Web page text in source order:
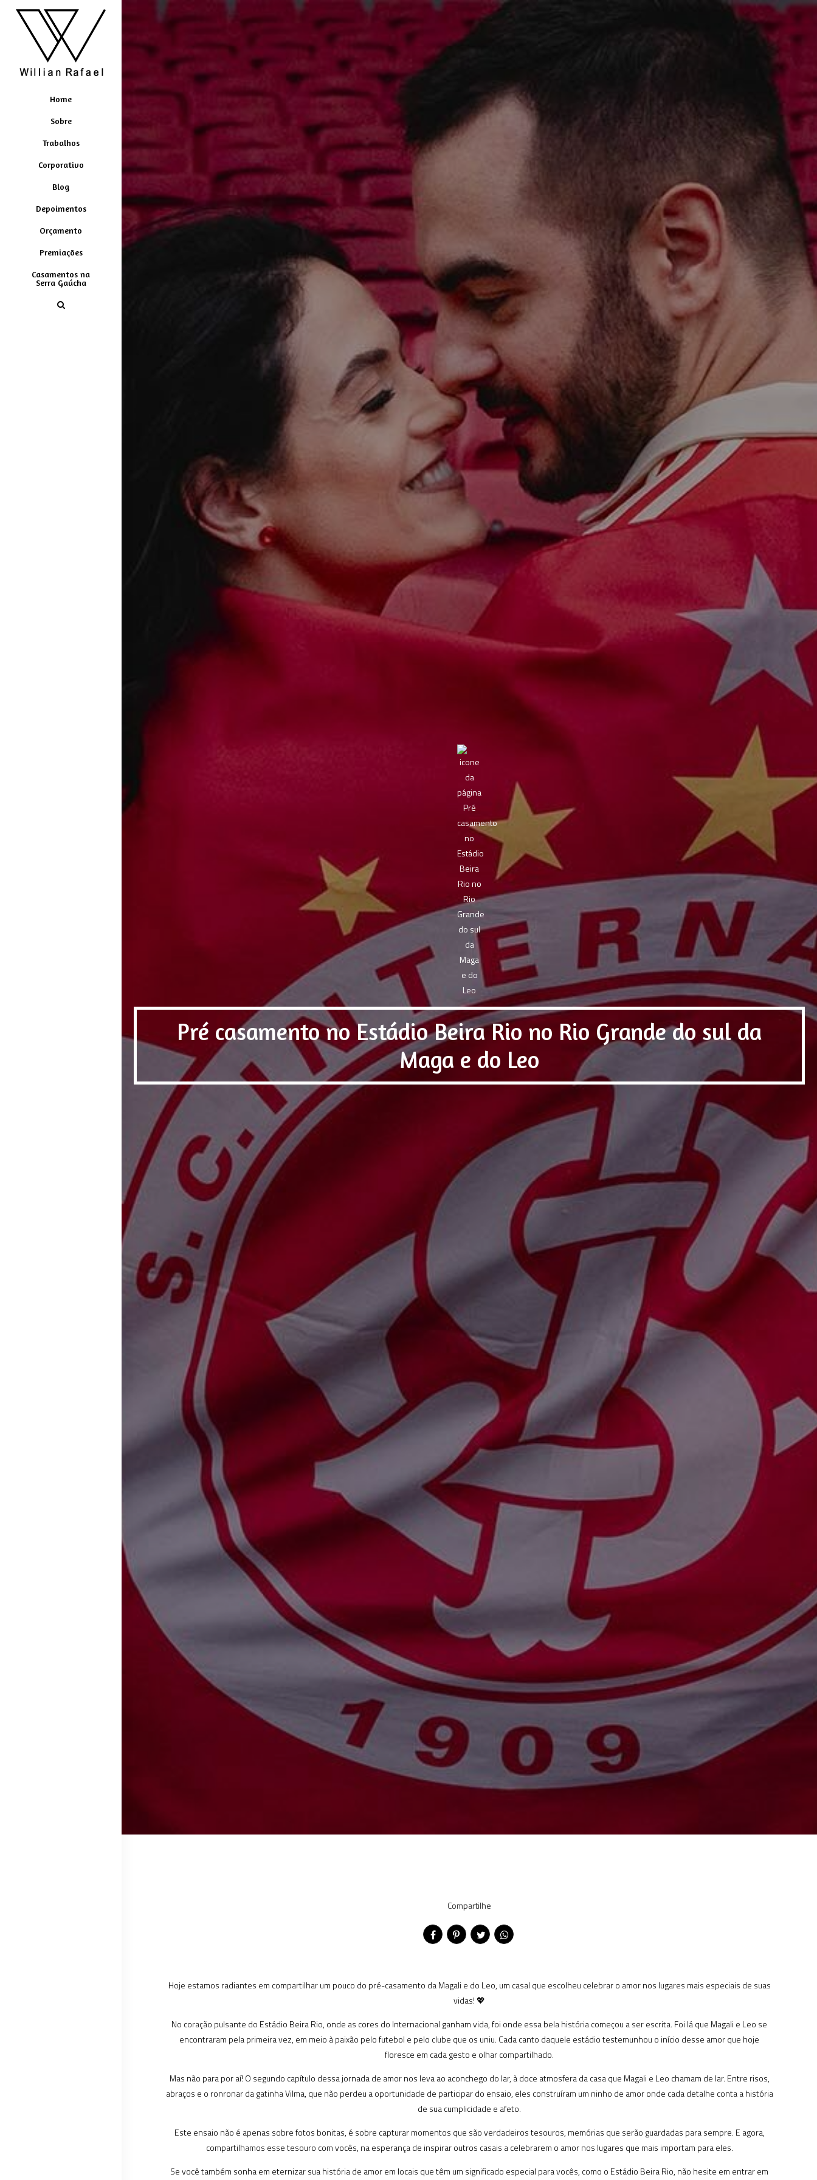
Home
Sobre
Trabalhos
Corporativo
Blog
Depoimentos
Orçamento
Premiações
Casamentos na
Serra Gaúcha
Pré casamento no Estádio Beira Rio no Rio Grande do sul da
Maga e do Leo
Compartilhe
Hoje estamos radiantes em compartilhar um pouco do pré-casamento da Magali e do Leo, um casal que escolheu celebrar o amor nos lugares mais especiais de suas
vidas! 💖
No coração pulsante do Estádio Beira Rio, onde as cores do Internacional ganham vida, foi onde essa bela história começou a ser escrita. Foi lá que Magali e Leo se
encontraram pela primeira vez, em meio à paixão pelo futebol e pelo clube que os uniu. Cada canto daquele estádio testemunhou o início desse amor que hoje
floresce em cada gesto e olhar compartilhado.
Mas não para por aí! O segundo capítulo dessa jornada de amor nos leva ao aconchego do lar, à doce atmosfera da casa que Magali e Leo chamam de lar. Entre risos,
abraços e o ronronar da gatinha Vilma, que não perdeu a oportunidade de participar do ensaio, eles construíram um ninho de amor onde cada detalhe conta a história
de sua cumplicidade e afeto.
Este ensaio não é apenas sobre fotos bonitas, é sobre capturar momentos que são verdadeiros tesouros, memórias que serão guardadas para sempre. E agora,
compartilhamos esse tesouro com vocês, na esperança de inspirar outros casais a celebrarem o amor nos lugares que mais importam para eles.
Se você também sonha em eternizar sua história de amor em locais que têm um significado especial para vocês, como o Estádio Beira Rio, não hesite em entrar em